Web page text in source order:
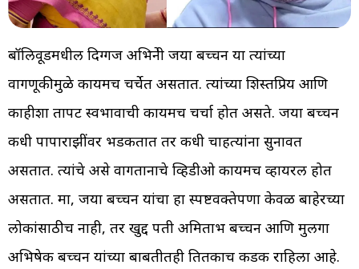
बॉलिवूडमधील दिग्गज अभिनेत्री जया बच्चन या त्यांच्या
वागणूकीमुळे कायमच चर्चेत असतात. त्यांच्या शिस्तप्रिय आणि
काहीशा तापट स्वभावाची कायमच चर्चा होत असते. जया बच्चन
कधी पापाराझींवर भडकतात तर कधी चाहत्यांना सुनावत
असतात. त्यांचे असे वागतानाचे व्हिडीओ कायमच व्हायरल होत
असतात. मात्र, जया बच्चन यांचा हा स्पष्टवक्तेपणा केवळ बाहेरच्या
लोकांसाठीच नाही, तर खुद्द पती अमिताभ बच्चन आणि मुलगा
अभिषेक बच्चन यांच्या बाबतीतही तितकाच कडक राहिला आहे.